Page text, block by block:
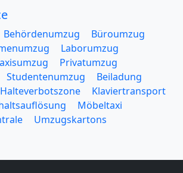
Behördenumzug
Büroumzug
Laborumzug
Privatumzug
Studentenumzug
Beiladung
Halteverbotszone
Klaviertransport
Möbeltaxi
Umzugskartons